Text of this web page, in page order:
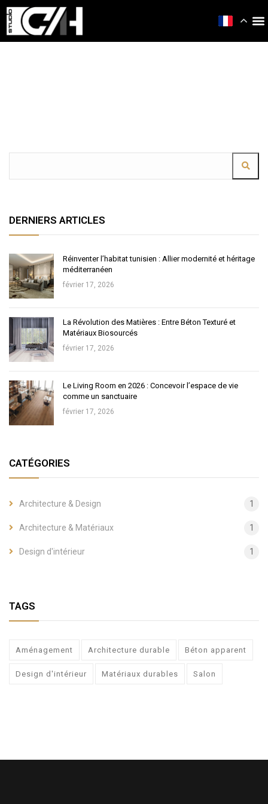
DERNIERS ARTICLES
Réinventer l’habitat tunisien : Allier modernité et héritage
méditerranéen
février 17, 2026
La Révolution des Matières : Entre Béton Texturé et
Matériaux Biosourcés
février 17, 2026
Le Living Room en 2026 : Concevoir l’espace de vie
comme un sanctuaire
février 17, 2026
CATÉGORIES
Architecture & Design 1
Architecture & Matériaux 1
Design d'intérieur 1
TAGS
Aménagement Architecture durable Béton apparent
Design d'intérieur Matériaux durables Salon